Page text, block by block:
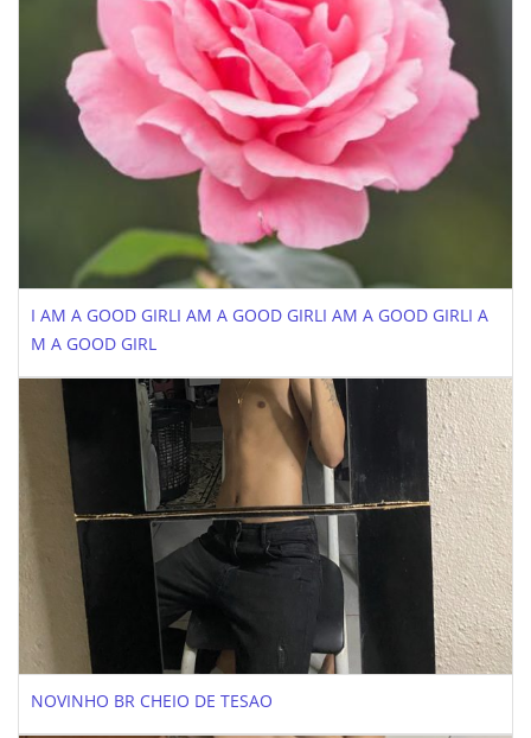
I AM A GOOD GIRLI AM A GOOD GIRLI AM A GOOD GIRLI A
M A GOOD GIRL
NOVINHO BR CHEIO DE TESAO